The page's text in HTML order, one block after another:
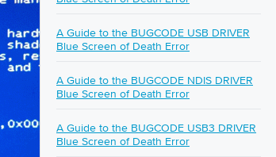
A Guide to the BUGCODE USB DRIVER
Blue Screen of Death Error
A Guide to the BUGCODE NDIS DRIVER
Blue Screen of Death Error
A Guide to the BUGCODE USB3 DRIVER
Blue Screen of Death Error